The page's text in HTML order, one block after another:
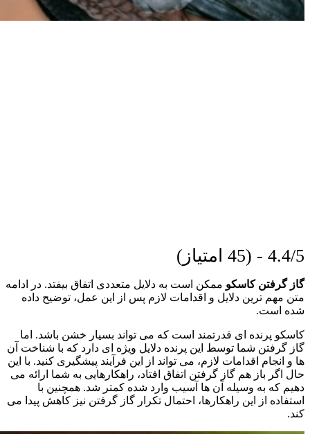
4.4/5 - (45 امتیاز)
گاز گرفتن کاسکو ممکن است به دلایل متعددی اتفاق بیفتد. در ادامه
متن مهم ترین دلایل و اقدامات لازم پس از این عمل، توضیح داده
شده است.
کاسکو پرنده ای قدرتمند است که می تواند بسیار خشن باشد. اما
گاز گرفتن شما توسط این پرنده دلایل ویژه ای دارد که با شناخت آن
ها و انجام اقدامات لازم، می تواند از این فرآیند پیشگیری کنید. با این
حال اگر باز هم گاز گرفتن اتفاق افتاد، راهکارهایی به شما ارائه می
دهیم که به وسیله آن ها آسیب وارد شده کمتر شد. همچنین با
استفاده از این راهکارها، احتمال تکرار گاز گرفتن نیز کاهش پیدا می
کند.